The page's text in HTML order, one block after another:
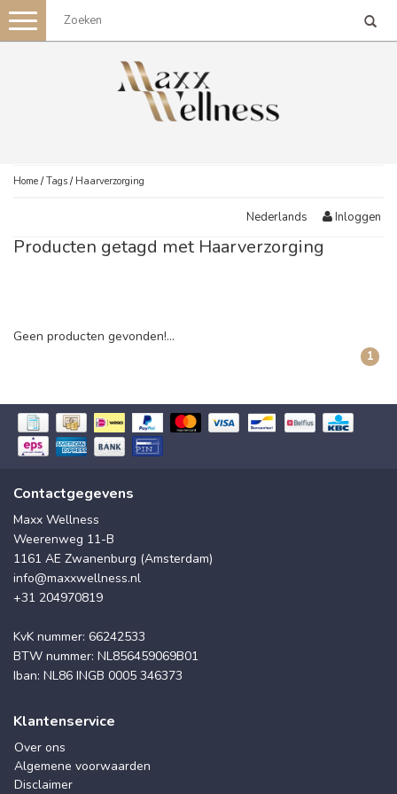
Toggle
navigation
Home /Tags / Haarverzorging
Nederlands Inloggen
Producten getagd met Haarverzorging
Geen producten gevonden!...
1
Contactgegevens
Maxx Wellness
Weerenweg 11-B
1161 AE Zwanenburg (Amsterdam)
info@maxxwellness.nl
+31 204970819
KvK nummer: 66242533
BTW nummer: NL856459069B01
Iban: NL86 INGB 0005 346373
Klantenservice
Over ons
Algemene voorwaarden
Disclaimer